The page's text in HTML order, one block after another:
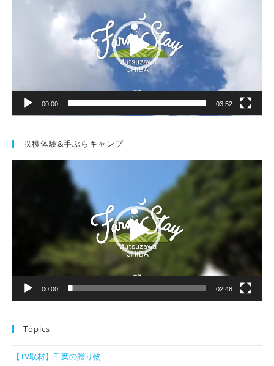
00:00 03:52
収穫体験&手ぶらキャンプ
00:00 02:48
Topics
【TV取材】千葉の贈り物